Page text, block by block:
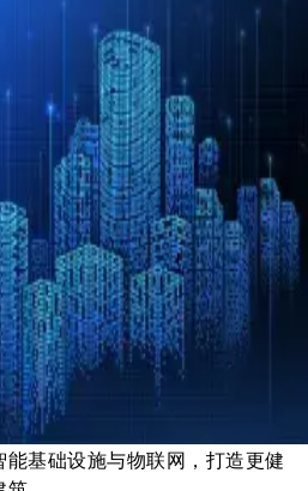
基础设施与物联网，打造更健